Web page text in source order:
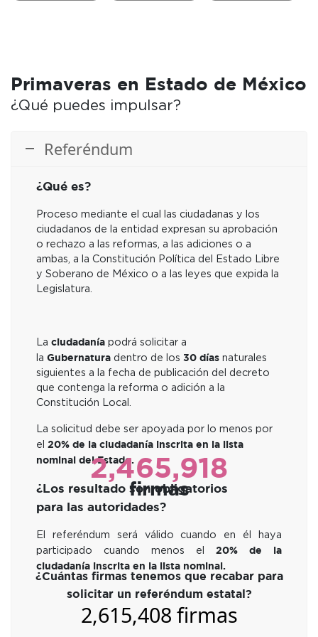
autoridades.
Primaveras en Estado de México
¿Qué puedes impulsar?
Referéndum
¿Qué es?
Proceso mediante el cual las ciudadanas y los
ciudadanos de la entidad expresan su aprobación
o rechazo a las reformas, a las adiciones o a
ambas, a la Constitución Política del Estado Libre
y Soberano de México o a las leyes que expida la
Legislatura.
La ciudadanía podrá solicitar a
la Gubernatura dentro de los 30 días naturales
siguientes a la fecha de publicación del decreto
que contenga la reforma o adición a la
Constitución Local.
La solicitud debe ser apoyada por lo menos por
el 20% de la ciudadanía inscrita en la lista
nominal del Estado.
¿Los resultado son obligatorios
para las autoridades?
El referéndum será válido cuando en él haya
participado cuando menos el 20% de la
ciudadanía inscrita en la lista nominal.
2,465,918
firmas
¿Cuántas firmas tenemos que recabar para
solicitar un referéndum estatal?
2,615,408 firmas